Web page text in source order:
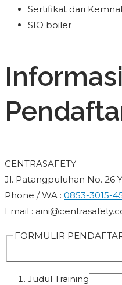
Sertifikat dari
SIO boiler
CENTRASAFETY
Jl. Patangpuluhan No. 26
Phone / WA : 0853-3015-
Email :
FORMULIR
Judul Training